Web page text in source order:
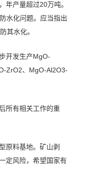
年产量超过20万吨。
水化问题。应当指出
其水化。
开发生产MgO-
ZrO2、MgO-Al2O3-
所有相关工作的重
原料基地。矿山剥
定风险，希望国家有